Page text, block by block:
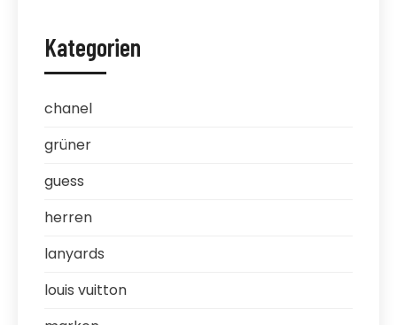
Kategorien
chanel
grüner
guess
herren
lanyards
louis vuitton